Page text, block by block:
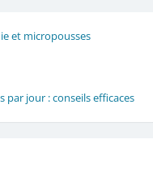
et micropousses
jour : conseils efficaces